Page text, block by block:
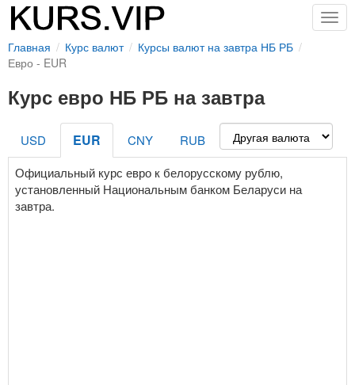
Главная Курс валют
Курсы валют на завтра НБ РБ
Евро - EUR
Курс евро НБ РБ на завтра
USD EUR CNY
RUB
Официальный курс евро к белорусскому рублю,
установленный Национальным банком Беларуси на
завтра.